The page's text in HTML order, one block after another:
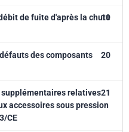
de fuite d'après la chute
19
des composants
20
relatives
accessoires sous pression
CE
21